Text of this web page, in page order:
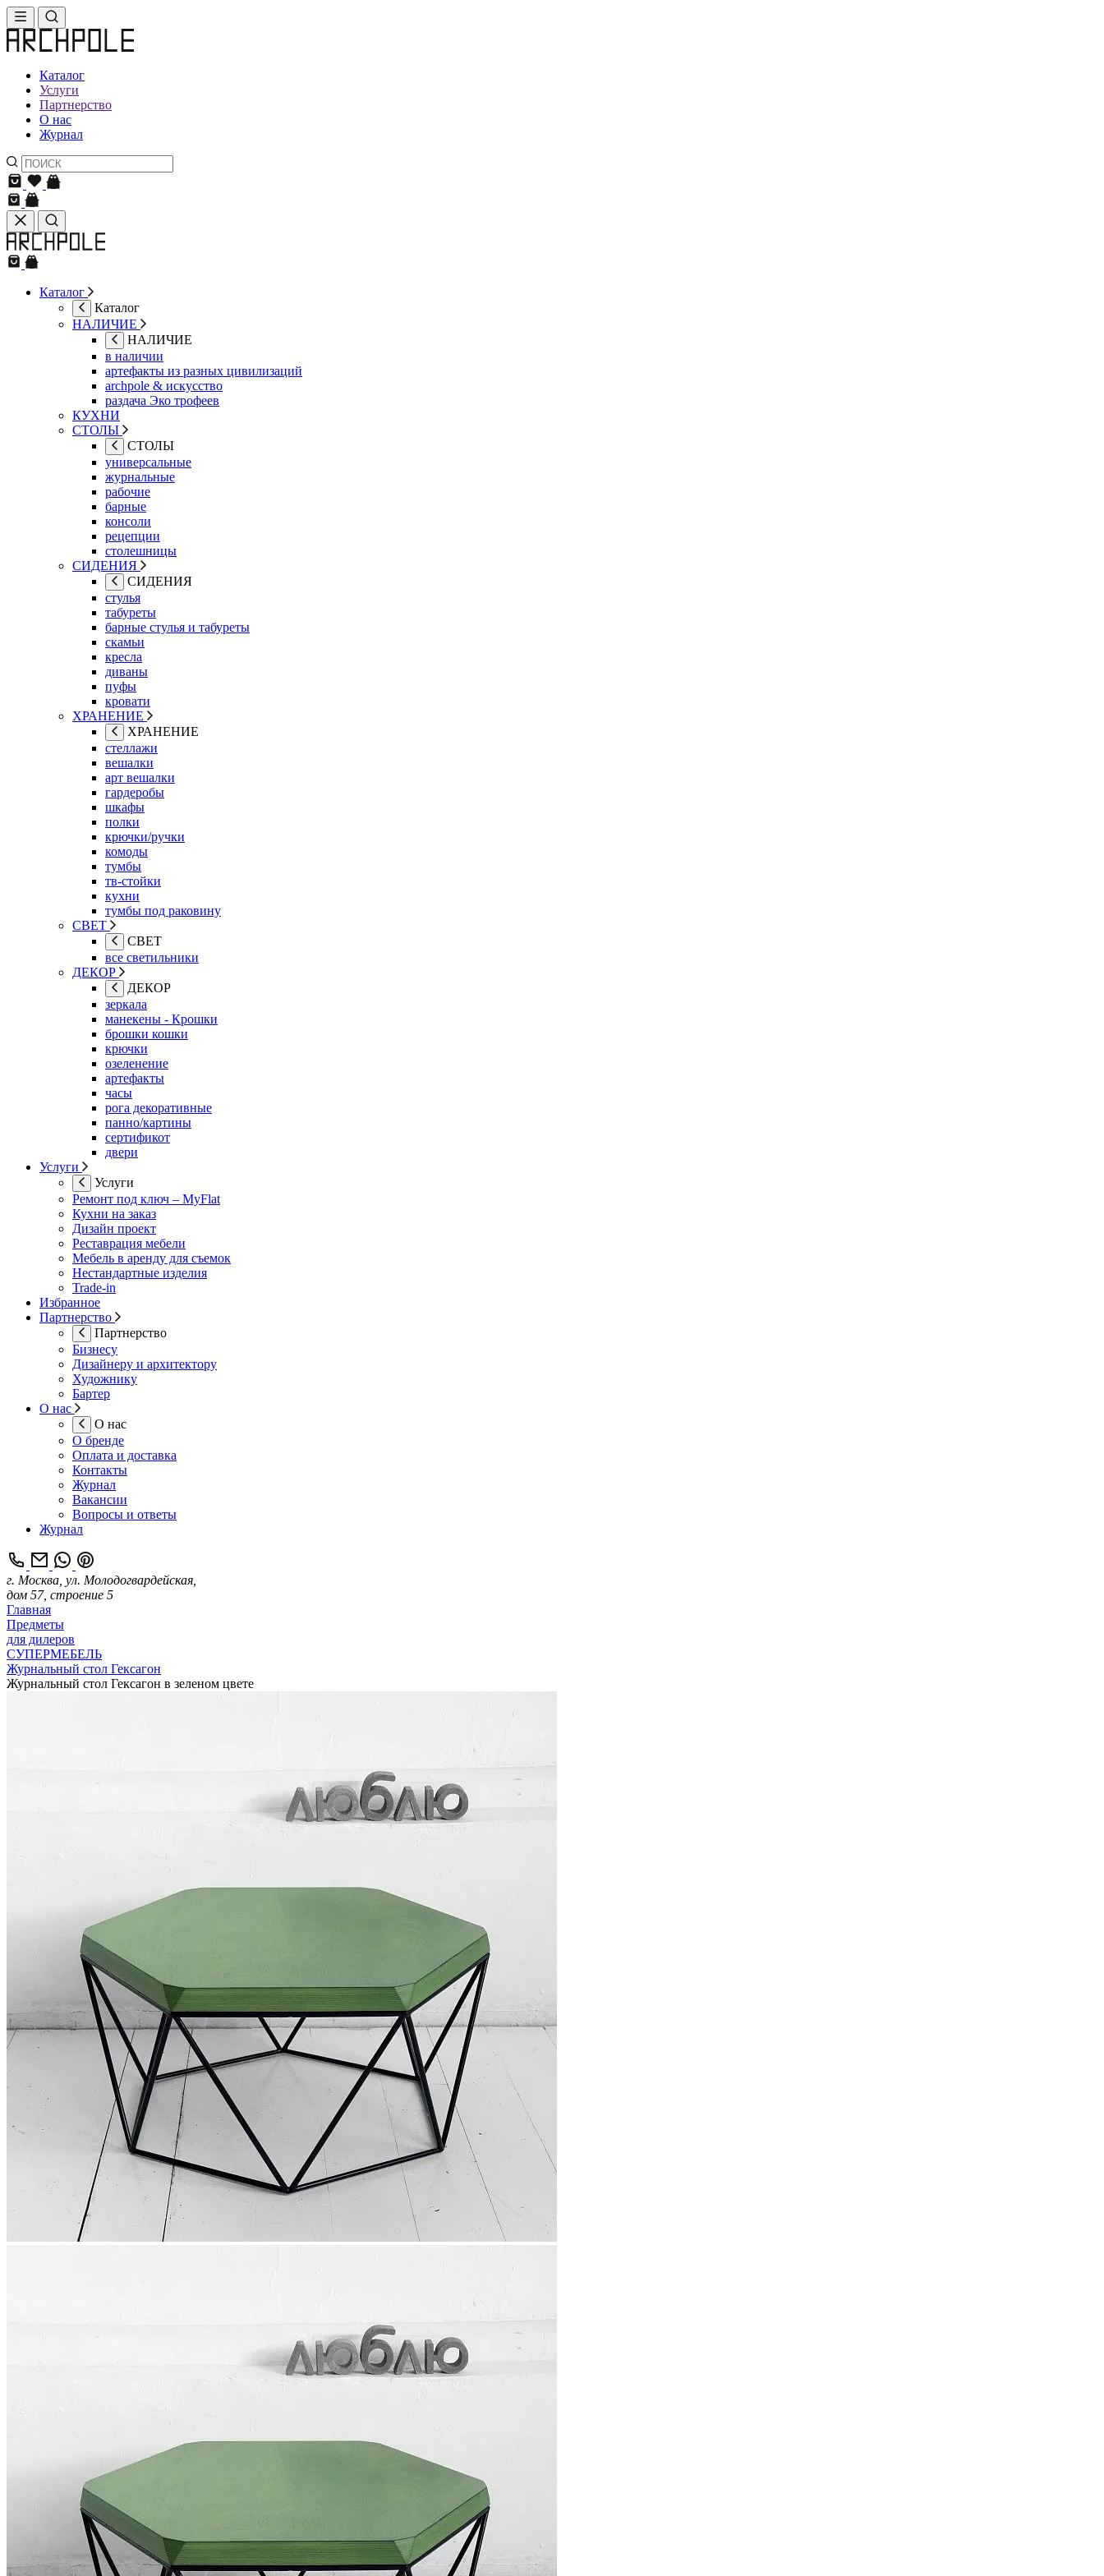
Каталог
Услуги
Партнерство
О нас
Журнал
Каталог
Каталог
НАЛИЧИЕ
НАЛИЧИЕ
в наличии
артефакты из разных цивилизаций
archpole & искусство
раздача Эко трофеев
КУХНИ
СТОЛЫ
СТОЛЫ
универсальные
журнальные
рабочие
барные
консоли
рецепции
столешницы
СИДЕНИЯ
СИДЕНИЯ
стулья
табуреты
барные стулья и табуреты
скамьи
кресла
диваны
пуфы
кровати
ХРАНЕНИЕ
ХРАНЕНИЕ
стеллажи
вешалки
арт вешалки
гардеробы
шкафы
полки
крючки/ручки
комоды
тумбы
тв-стойки
кухни
тумбы под раковину
СВЕТ
СВЕТ
все светильники
ДЕКОР
ДЕКОР
зеркала
манекены - Крошки
брошки кошки
крючки
озеленение
артефакты
часы
рога декоративные
панно/картины
сертификот
двери
Услуги
Услуги
Ремонт под ключ – MyFlat
Кухни на заказ
Дизайн проект
Реставрация мебели
Мебель в аренду для съемок
Нестандартные изделия
Trade-in
Избранное
Партнерство
Партнерство
Бизнесу
Дизайнеру и архитектору
Художнику
Бартер
О нас
О нас
О бренде
Оплата и доставка
Контакты
Журнал
Вакансии
Вопросы и ответы
Журнал
г. Москва, ул. Молодогвардейская,
дом 57, строение 5
Главная
Предметы
для дилеров
СУПЕРМЕБЕЛЬ
Журнальный стол Гексагон
Журнальный стол Гексагон в зеленом цвете